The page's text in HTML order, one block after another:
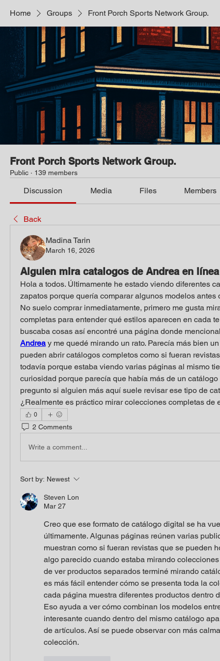
Home Groups Front Porch Sports Network Group.
Front Porch Sports Network Group.
Public · 139 members
Discussion Media Files Members
Back
Madina Tarin
March 16, 2026
Alguien mira catalogos de Andrea en línea
Hola a todos. Últimamente he estado viendo diferentes
zapatos porque quería comparar algunos modelos antes
No suelo comprar inmediatamente, primero me gusta
completas para entender qué estilos aparecen en cada
buscaba cosas así encontré una página donde
Andrea y me quedé mirando un rato. Parecía más bien
pueden abrir catálogos completos como si fueran
todavía porque estaba viendo varias páginas al mismo
curiosidad porque parecía que había más de un
pregunto si alguien más aquí suele revisar ese tipo de
¿Realmente es práctico mirar colecciones completas de
0
2 Comments
Write a comment...
Sort by: Newest
Steven Lon
Mar 27
Creo que ese formato de catálogo digital se ha
últimamente. Algunas páginas reúnen varias
muestran como si fueran revistas que se pueden
algo parecido cuando estaba mirando
de ver productos separados terminé mirando
es más fácil entender cómo se presenta toda la
cada página muestra diferentes productos dentro
Eso ayuda a ver cómo combinan los modelos
interesante cuando dentro del mismo catálogo
de artículos. Así se puede observar con más
colección.